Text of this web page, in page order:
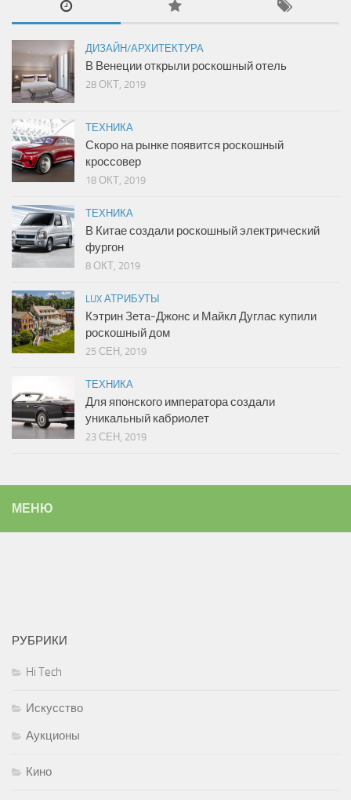
ДИЗАЙН/АРХИТЕКТУРА
В Венеции открыли роскошный отель
28 ОКТ, 2019
ТЕХНИКА
Скоро на рынке появится роскошный
кроссовер
18 ОКТ, 2019
ТЕХНИКА
В Китае создали роскошный электрический
фургон
8 ОКТ, 2019
LUX АТРИБУТЫ
Кэтрин Зета-Джонс и Майкл Дуглас купили
роскошный дом
25 СЕН, 2019
ТЕХНИКА
Для японского императора создали
уникальный кабриолет
23 СЕН, 2019
МЕНЮ
РУБРИКИ
Hi Tech
Искусство
Аукционы
Кино